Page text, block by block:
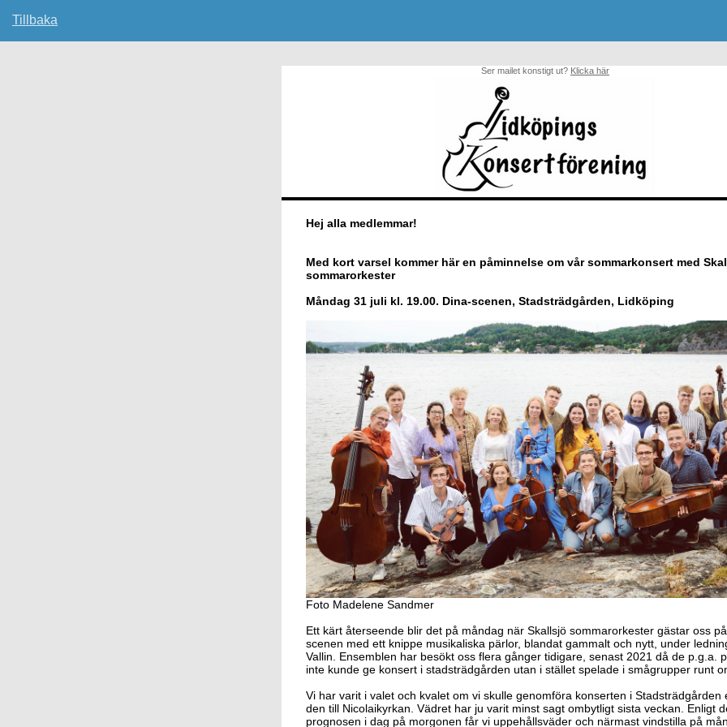
Tillbaka
Ser mailet konstigt ut? Klicka här
Hej alla medlemmar!
Med kort varsel kommer här en påminnelse om vår sommarkonsert med
sommarorkester
Måndag 31 juli kl. 19.00. Dina-scenen, Stadsträdgården, Lidköping
Foto Madelene Sandmer
Ett kärt återseende blir det på måndag när Skallsjö sommarorkester gästar oss
scenen med ett knippe musikaliska pärlor, blandat gammalt och nytt, under
Vallin. Ensemblen har besökt oss flera gånger tidigare, senast 2021 då de p.g.a.
inte kunde ge konsert i stadsträdgården utan i stället spelade i smågrupper runt
Vi har varit i valet och kvalet om vi skulle genomföra konserten i Stadsträdgården
den till Nicolaikyrkan. Vädret har ju varit minst sagt ombytligt sista veckan. Enligt
prognosen i dag på morgonen får vi uppehållsväder och närmast vindstilla på